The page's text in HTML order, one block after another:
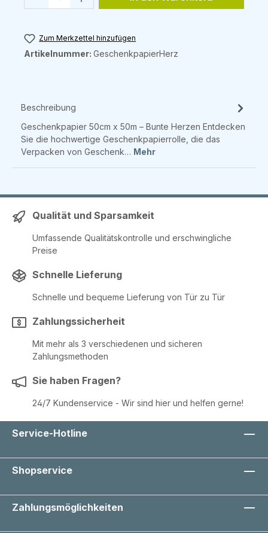
Zum Merkzettel hinzufügen
Artikelnummer: GeschenkpapierHerz
Beschreibung
Geschenkpapier 50cm x 50m – Bunte Herzen Entdecken
Sie die hochwertige Geschenkpapierrolle, die das
Verpacken von Geschenk… Mehr
Qualität und Sparsamkeit
Umfassende Qualitätskontrolle und erschwingliche
Preise
Schnelle Lieferung
Schnelle und bequeme Lieferung von Tür zu Tür
Zahlungssicherheit
Mit mehr als 3 verschiedenen und sicheren
Zahlungsmethoden
Sie haben Fragen?
24/7 Kundenservice - Wir sind hier und helfen gerne!
Service-Hotline
Shopservice
Zahlungsmöglichkeiten